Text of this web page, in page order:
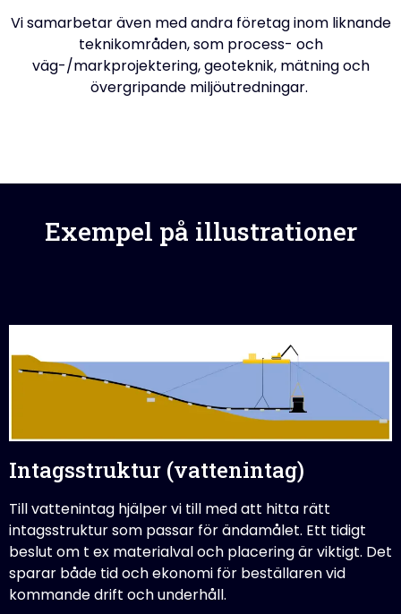
Vi samarbetar även med andra företag inom liknande
teknikområden, som process- och
väg-/markprojektering, geoteknik, mätning och
övergripande miljöutredningar.
Exempel på illustrationer
Intagsstruktur (vattenintag)
Till vattenintag hjälper vi till med att hitta rätt
intagsstruktur som passar för ändamålet. Ett tidigt
beslut om t ex materialval och placering är viktigt. Det
sparar både tid och ekonomi för beställaren vid
kommande drift och underhåll.